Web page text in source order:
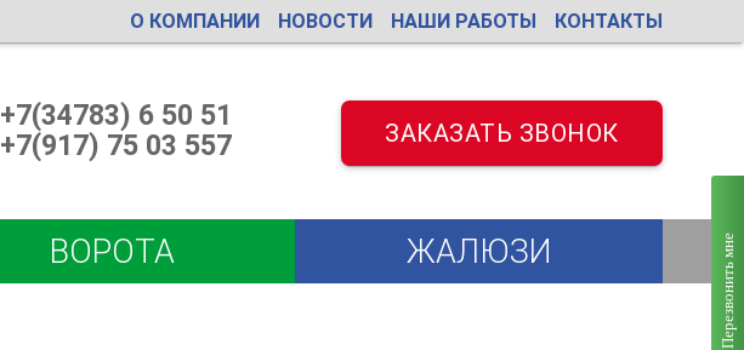
О КОМПАНИИ НОВОСТИ НАШИ РАБОТЫ КОНТАКТЫ
+7(34783) 6 50 51
+7(917) 75 03 557
ЗАКАЗАТЬ ЗВОНОК
ВОРОТА ЖАЛЮЗИ Перезвонить мне